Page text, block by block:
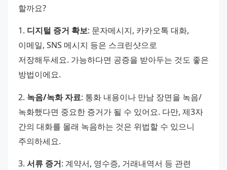
할까요?
1. 디지털 증거 확보: 문자메시지, 카카오톡 대화,
이메일, SNS 메시지 등은 스크린샷으로
저장해두세요. 가능하다면 공증을 받아두는 것도 좋은
방법이에요.
2. 녹음/녹화 자료: 통화 내용이나 만남 장면을 녹음/
녹화했다면 중요한 증거가 될 수 있어요. 다만, 제3자
간의 대화를 몰래 녹음하는 것은 위법할 수 있으니
주의하세요.
3. 서류 증거: 계약서, 영수증, 거래내역서 등 관련